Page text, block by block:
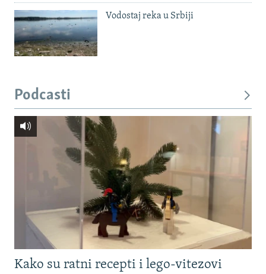
Vodostaj reka u Srbiji
Podcasti
Kako su ratni recepti i lego-vitezovi